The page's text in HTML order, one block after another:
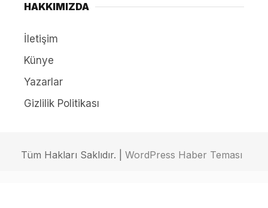
HAKKIMIZDA
İletişim
Künye
Yazarlar
Gizlilik Politikası
Tüm Hakları Saklıdır. | WordPress Haber Teması